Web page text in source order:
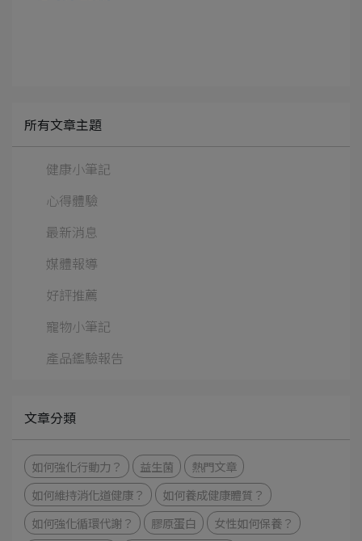
所有文章主題
健康小筆記
心得體驗
最新消息
媒體報導
好評推薦
寵物小筆記
產品鑑驗報告
文章分類
如何強化⾏動⼒？ 益生菌
熱門文章
如何維持消化道健康？
如何養成健康體質？
如何強化循環代謝？
膠原蛋白
女性如何保養？